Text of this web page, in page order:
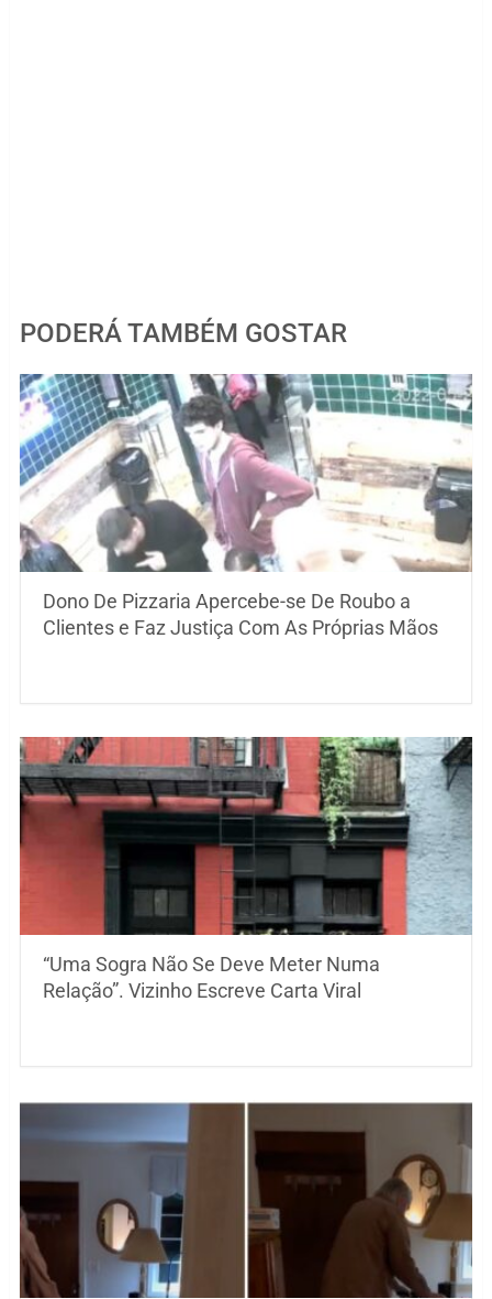
PODERÁ TAMBÉM GOSTAR
Dono De Pizzaria Apercebe-se De Roubo a
Clientes e Faz Justiça Com As Próprias Mãos
“Uma Sogra Não Se Deve Meter Numa
Relação”. Vizinho Escreve Carta Viral